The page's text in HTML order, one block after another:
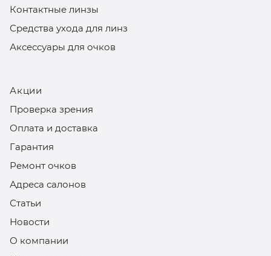
Контактные линзы
Средства ухода для линз
Аксессуары для очков
Акции
Проверка зрения
Оплата и доставка
Гарантия
Ремонт очков
Адреса салонов
Статьи
Новости
О компании